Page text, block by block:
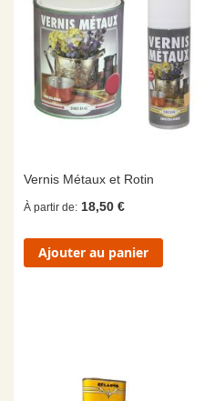
Vernis Métaux et Rotin
À partir de 18,50 €
Ajouter au panier